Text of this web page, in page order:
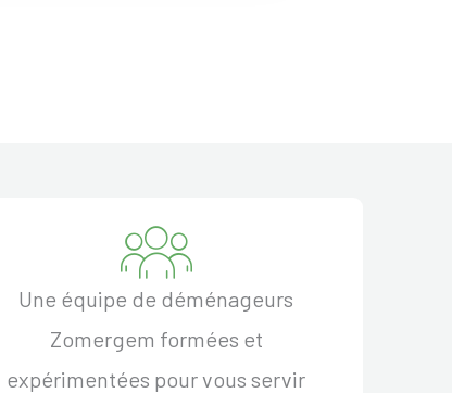
Une équipe de déménageurs
Zomergem formées et
expérimentées pour vous servir